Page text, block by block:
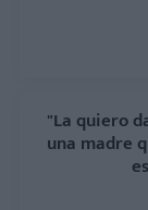
"La quiero
una madre